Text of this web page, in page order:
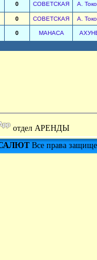
0 СОВЕТСКАЯ А.
0 СОВЕТСКАЯ А.
0 МАНАСА
отдел АРЕНДЫ
Все права